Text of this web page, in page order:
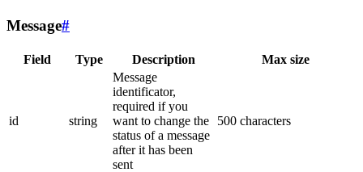
Message#
Field Type Description Max size
id string
Message
identificator,
required if you
want to change the
status of a message
after it has been
sent
500 characters